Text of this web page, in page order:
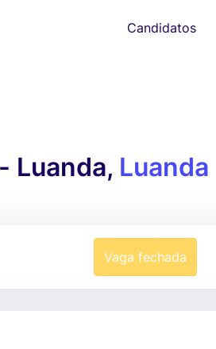
Candidatos
Luanda, Luanda
Vaga fechada